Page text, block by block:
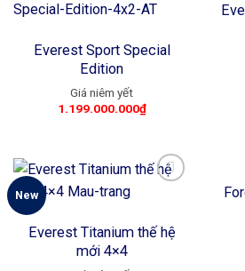
Add to
wishlist
Everest Sport Special
Edition
1.199.000.000₫
New
Add to
wishlist
Everest Titanium thế hệ
mới 4×4